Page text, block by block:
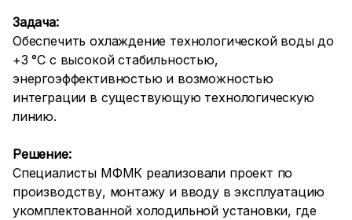
Задача:
Обеспечить охлаждение технологической воды до
+3 °C с высокой стабильностью,
энергоэффективностью и возможностью
интеграции в существующую технологическую
линию.
Решение:
Специалисты МФМК реализовали проект по
производству, монтажу и вводу в эксплуатацию
укомплектованной холодильной установки, где